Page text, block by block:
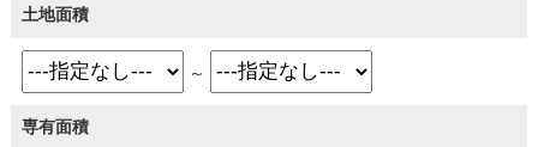
土地面積
～
専有面積